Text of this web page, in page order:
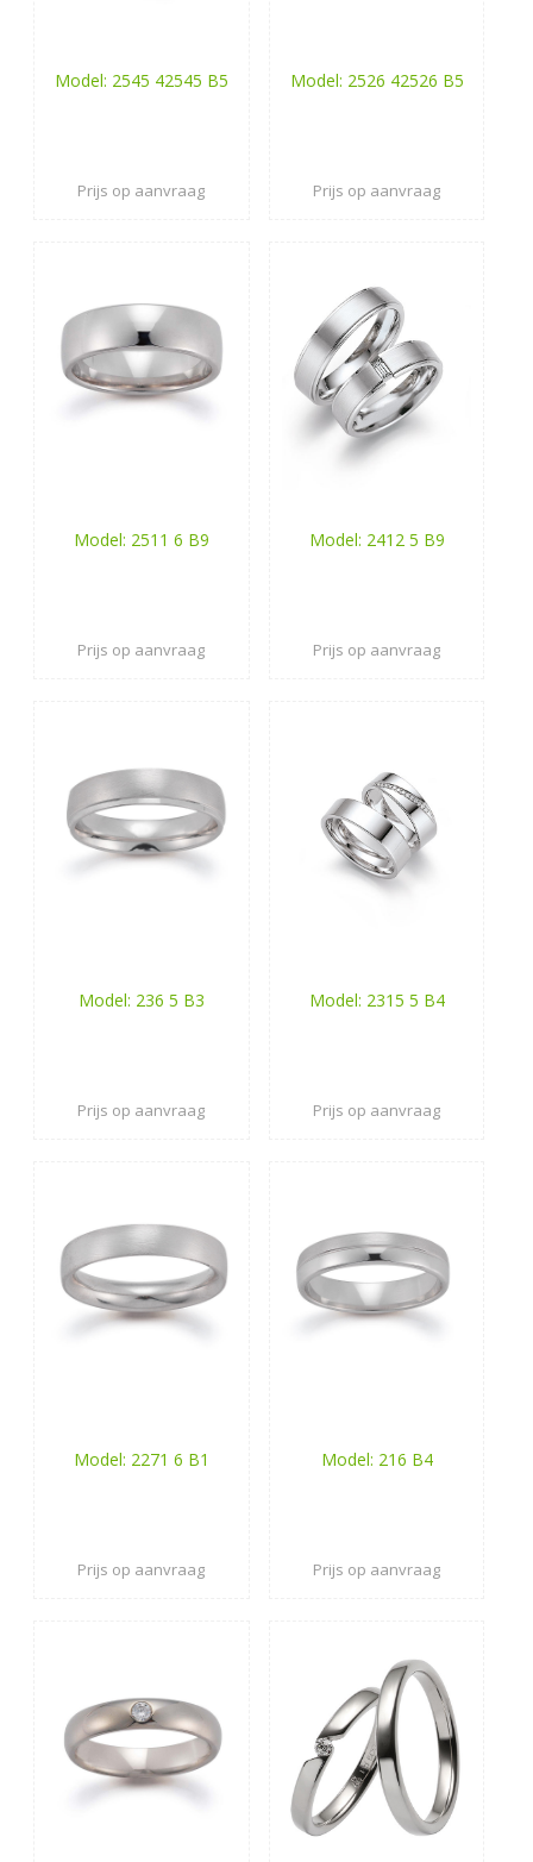
Model: 2545 42545 B5
Prijs op aanvraag
Model: 2526 42526 B5
Prijs op aanvraag
Model: 2511 6 B9
Prijs op aanvraag
Model: 2412 5 B9
Prijs op aanvraag
Model: 236 5 B3
Prijs op aanvraag
Model: 2315 5 B4
Prijs op aanvraag
Model: 2271 6 B1
Prijs op aanvraag
Model: 216 B4
Prijs op aanvraag